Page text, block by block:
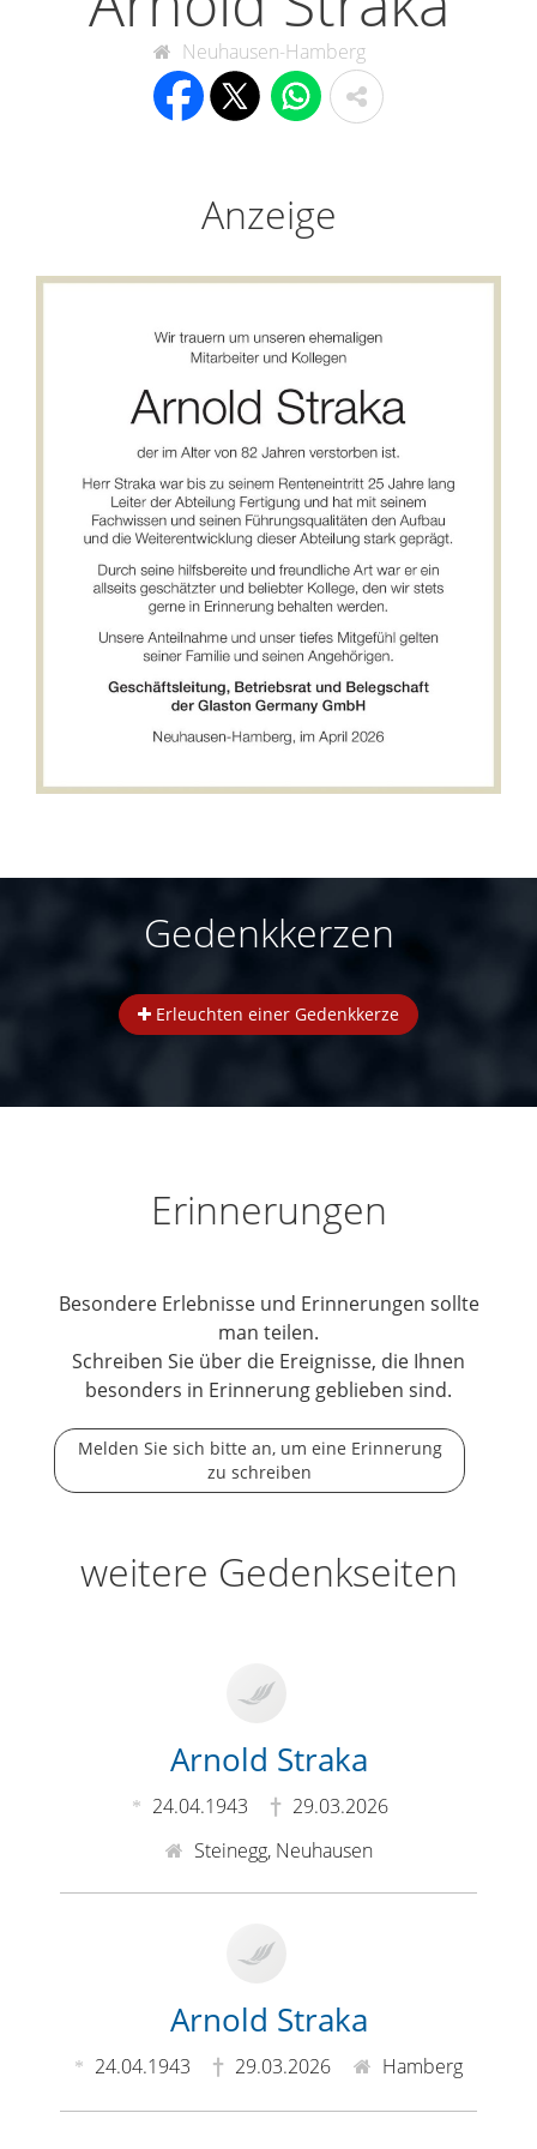
Neuhausen-Hamberg
Anzeige
Gedenkkerzen
Erleuchten einer Gedenkkerze
Erinnerungen
Besondere Erlebnisse und Erinnerungen sollte
man teilen.
Schreiben Sie über die Ereignisse, die Ihnen
besonders in Erinnerung geblieben sind.
Melden Sie sich bitte an, um eine Erinnerung
zu schreiben
weitere Gedenkseiten
Arnold Straka
24.04.1943
29.03.2026
Steinegg, Neuhausen
Arnold Straka
24.04.1943 29.03.2026 Hamberg